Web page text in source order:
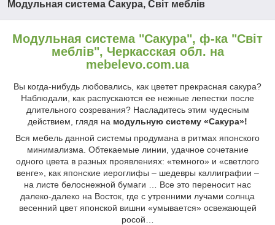
Модульная система Сакура, Світ меблів
Модульная система "Сакура", ф-ка "Світ
меблів", Черкасская обл. на
mebelevo.com.ua
Вы когда-нибудь любовались, как цветет прекрасная сакура?
Наблюдали, как распускаются ее нежные лепестки после
длительного созревания? Насладитесь этим чудесным
действием, глядя на модульную систему «Сакура»!
Вся мебель данной системы продумана в ритмах японского
минимализма. Обтекаемые линии, удачное сочетание
одного цвета в разных проявлениях: «темного» и «светлого
венге», как японские иероглифы – шедевры каллиграфии –
на листе белоснежной бумаги … Все это переносит нас
далеко-далеко на Восток, где с утренними лучами солнца
весенний цвет японской вишни «умывается» освежающей
росой…